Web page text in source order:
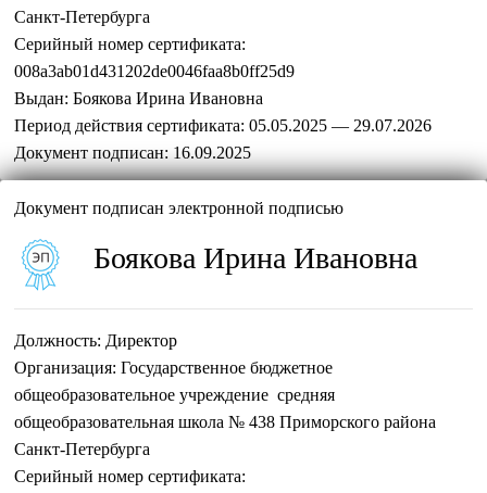
Санкт-Петербурга
Серийный номер сертификата:
008a3ab01d431202de0046faa8b0ff25d9
Выдан: Боякова Ирина Ивановна
Период действия сертификата: 05.05.2025 — 29.07.2026
Документ подписан: 16.09.2025
Документ подписан электронной подписью
Боякова Ирина Ивановна
Должность: Директор
Организация: Государственное бюджетное
общеобразовательное учреждение средняя
общеобразовательная школа № 438 Приморского района
Санкт-Петербурга
Серийный номер сертификата: